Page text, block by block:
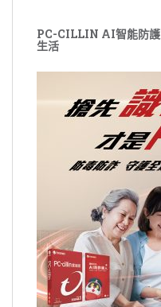
PC-CILLIN AI智能防護
生活